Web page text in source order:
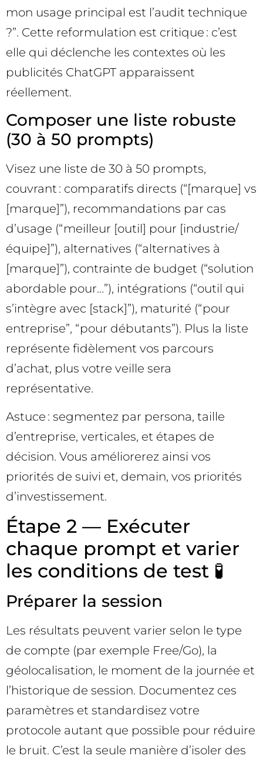
mon usage principal est l’audit technique
?”. Cette reformulation est critique : c’est
elle qui déclenche les contextes où les
publicités ChatGPT apparaissent
réellement.
Composer une liste robuste
(30 à 50 prompts)
Visez une liste de 30 à 50 prompts,
couvrant : comparatifs directs (“[marque] vs
[marque]”), recommandations par cas
d’usage (“meilleur [outil] pour [industrie/
équipe]”), alternatives (“alternatives à
[marque]”), contrainte de budget (“solution
abordable pour…”), intégrations (“outil qui
s’intègre avec [stack]”), maturité (“pour
entreprise”, “pour débutants”). Plus la liste
représente fidèlement vos parcours
d’achat, plus votre veille sera
représentative.
Astuce : segmentez par persona, taille
d’entreprise, verticales, et étapes de
décision. Vous améliorerez ainsi vos
priorités de suivi et, demain, vos priorités
d’investissement.
Étape 2 — Exécuter
chaque prompt et varier
les conditions de test 🧪
Préparer la session
Les résultats peuvent varier selon le type
de compte (par exemple Free/Go), la
géolocalisation, le moment de la journée et
l’historique de session. Documentez ces
paramètres et standardisez votre
protocole autant que possible pour réduire
le bruit. C’est la seule manière d’isoler des